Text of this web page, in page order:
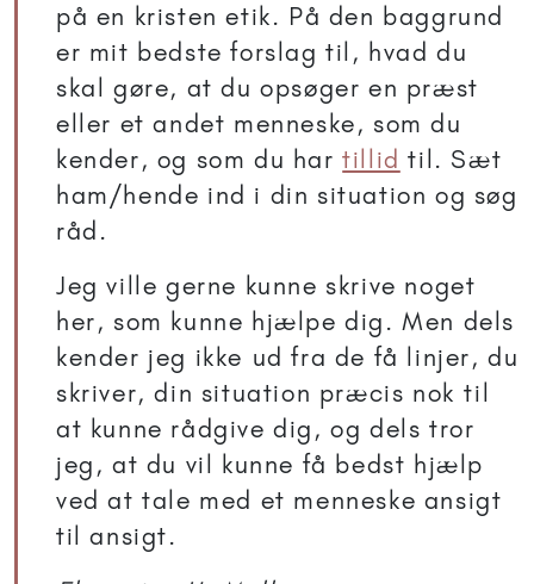
på en kristen etik. På den baggrund
er mit bedste forslag til, hvad du
skal gøre, at du opsøger en præst
eller et andet menneske, som du
kender, og som du hartillid til. Sæt
ham/hende ind i din situation og søg
råd.
Jeg ville gerne kunne skrive noget
her, som kunne hjælpe dig. Men dels
kender jeg ikke ud fra de få linjer, du
skriver, din situation præcis nok til
at kunne rådgive dig, og dels tror
jeg, at du vil kunne få bedst hjælp
ved at tale med et menneske ansigt
til ansigt.